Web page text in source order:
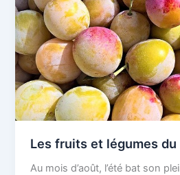
Les fruits et légumes du
Au mois d’août, l’été bat son